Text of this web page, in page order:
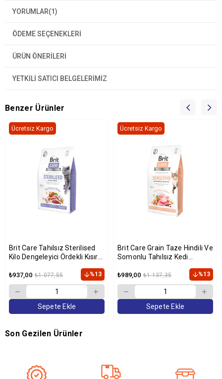
YORUMLAR(1)
ÖDEME SEÇENEKLERI
ÜRÜN ÖNERILERI
YETKİLİ SATICI BELGELERİMİZ
Benzer Ürünler
Brit Care Tahılsız Sterilised
Kilo Dengeleyici Ördekli Kısır
₺937,00 ₺1.077,55 %13
Ücretsiz Kargo
Sepete Ekle
Brit Care Grain Taze Hindili Ve
Somonlu Tahılsız Kedi
₺989,00 ₺1.137,35 %13
Ücretsiz Kargo
Sepete Ekle
Son Gezilen Ürünler